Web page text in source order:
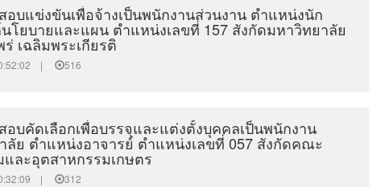
อบแข่งขันเพื่อจ้างเป็นพนักงานส่วนงาน ตำแหน่งนัก
นโยบายและแผน ตำแหน่งเลขที่ 157 สังกัดมหาวิทยาลัย
เฉลิมพระเกียรติ
| 516
อบคัดเลือกเพื่อบรรจุและแต่งตั้งบุคคลเป็นพนักงาน
ลัย ตำแหน่งอาจารย์ ตำแหน่งเลขที่ 057 สังกัดคณะ
และอุตสาหกรรมเกษตร
| 312